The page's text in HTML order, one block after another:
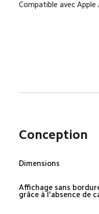
Compatible avec Apple
Conception
Dimensions
Affichage sans
grâce à l'absence de